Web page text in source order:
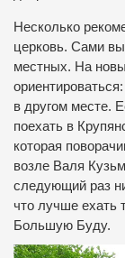
Несколько
церковь. Сами
местных. На
в другом месте.
поехать в
которая
возле Валя
следующий раз
что лучше
Большую Буду.